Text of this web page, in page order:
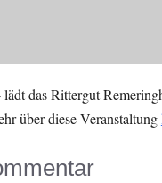
das Rittergut
über diese Veranstaltung